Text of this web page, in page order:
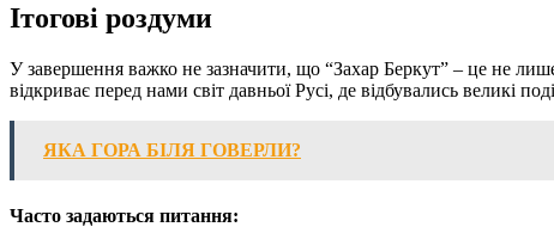
Ітогові роздуми
У завершення важко не зазначити, що “Захар Беркут” – це не
відкриває перед нами світ давньої Русі, де відбувались великі
ЯКА ГОРА БІЛЯ ГОВЕРЛИ?
Часто задаються питання: